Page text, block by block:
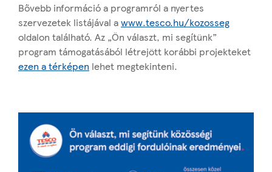
Bővebb információ a programról a nyertes
szervezetek listájával awww.tesco.hu/kozosseg
oldalon található. Az „Ön választ, mi segítünk”
program támogatásából létrejött korábbi projekteket
ezen a térképen lehet megtekinteni.